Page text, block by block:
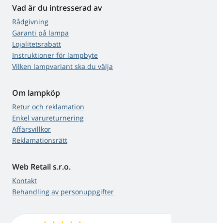
Vad är du intresserad av
Rådgivning
Garanti på lampa
Lojalitetsrabatt
Instruktioner för lampbyte
Vilken lampvariant ska du välja
Om lampköp
Retur och reklamation
Enkel varureturnering
Affärsvillkor
Reklamationsrätt
Web Retail s.r.o.
Kontakt
Behandling av personuppgifter